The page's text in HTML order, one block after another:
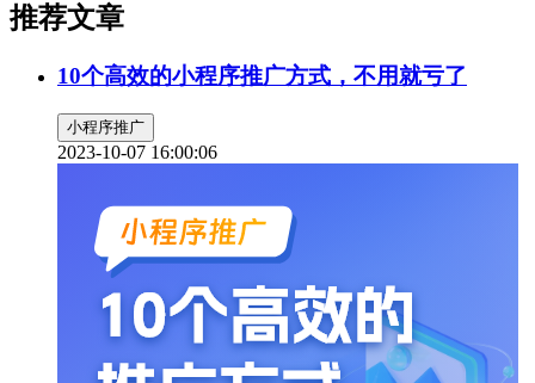
推荐文章
10个高效的小程序推广方式，不用就亏了
小程序推广
2023-10-07 16:00:06